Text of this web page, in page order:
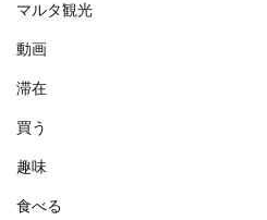
マルタ観光
動画
滞在
買う
趣味
食べる